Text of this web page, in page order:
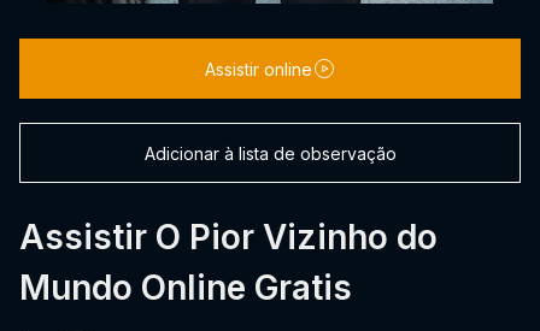
Assistir O Pior Vizinho do
Mundo Online Gratis
Assistir online
Adicionar à lista de observação